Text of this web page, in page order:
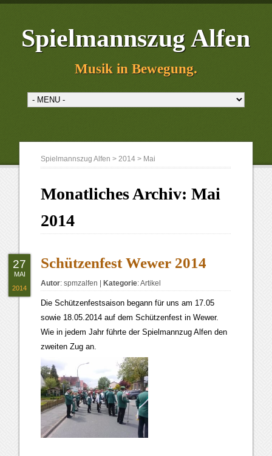
Spielmannszug Alfen
Musik in Bewegung.
Spielmannszug Alfen >2014 > Mai
Monatliches Archiv:Mai
2014
Schützenfest Wewer 2014
Autor:spmzalfen Kategorie:Artikel
Die Schützenfestsaison begann für uns am 17.05
sowie 18.05.2014 auf dem Schützenfest in Wewer.
Wie in jedem Jahr führte der Spielmannzug Alfen den
zweiten Zug an.
27
MAI
2014